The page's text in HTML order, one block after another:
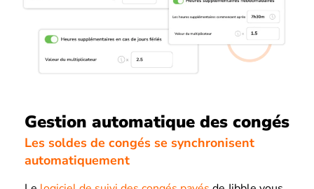
Gestion automatique des congés
Les soldes de congés se synchronisent
automatiquement